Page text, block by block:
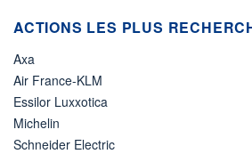
ACTIONS LES PLUS
Axa
Air France-KLM
Essilor Luxxotica
Michelin
Schneider Electric